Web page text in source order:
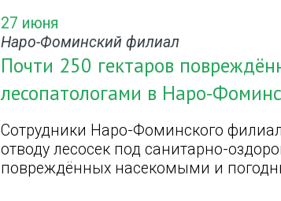
27 июня
Наро-Фоминский филиал
Почти 250 гектаров
лесопатологами в Наро-
Сотрудники Наро-Фоминского
отводу лесосек под санитарно-
повреждённых насекомыми и